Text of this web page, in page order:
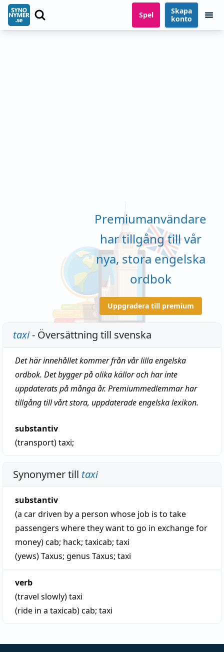
Spel
Skapa
konto
Premiumanvändare
har tillgång till vår
nya, stora engelska
ordbok
Uppgradera till premium
taxi- Översättning till svenska
Det här innehållet kommer från vår lilla engelska
ordbok. Det bygger på olika källor och har inte
uppdaterats på många år. Premiummedlemmar har
tillgång till vårt stora, uppdaterade engelska lexikon.
substantiv
(transport)taxi;
Synonymer till taxi
substantiv
(a car driven by a person whose job is to take
passengers where they want to go in exchange for
money)cab; hack; taxicab; taxi
(yews)Taxus; genus Taxus; taxi
verb
(travel slowly)taxi
(ride in a taxicab)cab; taxi